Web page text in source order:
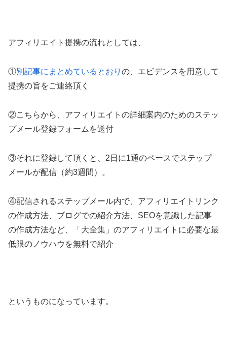
アフィリエイト提携の流れとしては、
①別記事にまとめているとおり の、エビデンスを用意して
提携の旨をご連絡頂く
②こちらから、アフィリエイトの詳細案内のためのステッ
プメール登録フォームを送付
③それに登録して頂くと、2日に1通のペースでステップ
メールが配信（約3週間）。
④配信されるステップメール内で、アフィリエイトリンク
の作成方法、ブログでの紹介方法、SEOを意識した記事
の作成方法など、「大全集」のアフィリエイトに必要な最
低限のノウハウを無料で紹介
というものになっています。